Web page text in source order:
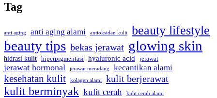
Tag
anti aging anti aging alami antioksidan kulit beauty lifestyle
beauty tips bekas jerawat glowing skin
hidrasi kulit hiperpigmentasi hyaluronic acid jerawat
jerawat hormonal jerawat meradang kecantikan alami
kesehatan kulit kolagen alami kulit berjerawat
kulit berminyak kulit cerah kulit cerah alami